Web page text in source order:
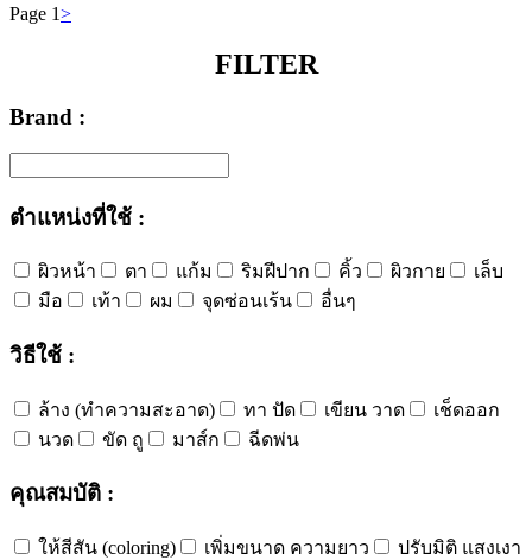
Page 1>
FILTER
Brand :
ตำแหน่งที่ใช้ :
ผิวหน้า ตา แก้ม ริมฝีปาก คิ้ว ผิวกาย
เล็บ
มือ
เท้า ผม จุดซ่อนเร้น อื่นๆ
วิธีใช้ :
ล้าง (ทำความสะอาด) ทา ปัด เขียน วาด
เช็ดออก
นวด
ขัด ถู มาส์ก ฉีดพ่น
คุณสมบัติ :
ให้สีสัน (coloring) เพิ่มขนาด ความยาว
ปรับมิติ แสงเงา